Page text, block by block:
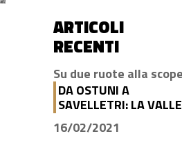
ARTICOLI
RECENTI
DA OSTUNI A
SAVELLETRI: LA VALLE
D’ITRIA IN MOTO CON
DISCOVERENT
16/02/2021